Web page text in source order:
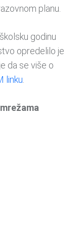
planu.
godinu
opredelilo je
da se više o
linku